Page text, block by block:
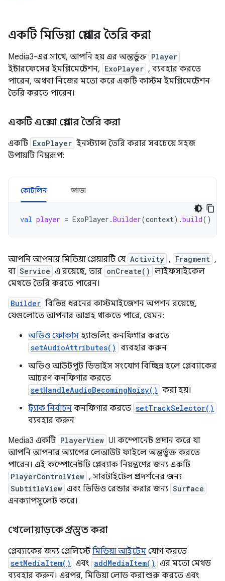
একটি মিডিয়া প্লেয়ার তৈরি করা
Media3-এর সাথে, আপনি হয় এর অন্তর্ভুক্ত Player
ইন্টারফেসের ইমপ্লিমেন্টেশন, ExoPlayer , ব্যবহার করতে
পারেন, অথবা নিজের মতো করে একটি কাস্টম ইমপ্লিমেন্টেশন
তৈরি করতে পারেন।
একটি এক্সো প্লেয়ার তৈরি করা
একটি ExoPlayer ইনস্ট্যান্স তৈরি করার সবচেয়ে সহজ
উপায়টি নিম্নরূপ:
কোটলিন জাভা
val player = ExoPlayer .Builder(context).build()
আপনি আপনার মিডিয়া প্লেয়ারটি যে Activity , Fragment ,
বা Service এ রয়েছে, তার onCreate() লাইফসাইকেল
মেথডে তৈরি করতে পারেন।
Builder বিভিন্ন ধরনের কাস্টমাইজেশন অপশন রয়েছে,
যেগুলোতে আপনার আগ্রহ থাকতে পারে, যেমন:
অডিও ফোকাস হ্যান্ডলিং কনফিগার করতে
setAudioAttributes() ব্যবহার করুন
অডিও আউটপুট ডিভাইস সংযোগ বিচ্ছিন্ন হলে প্লেব্যাকের
আচরণ কনফিগার করতে
setHandleAudioBecomingNoisy() করা হয়।
ট্র্যাক নির্বাচন কনফিগার করতে setTrackSelector()
ব্যবহার করুন
Media3 একটি PlayerView UI কম্পোনেন্ট প্রদান করে যা
আপনি আপনার অ্যাপের লেআউট ফাইলে অন্তর্ভুক্ত করতে
পারেন। এই কম্পোনেন্টটি প্লেব্যাক নিয়ন্ত্রণের জন্য একটি
PlayerControlView , সাবটাইটেল প্রদর্শনের জন্য
SubtitleView এবং ভিডিও রেন্ডার করার জন্য Surface
এনক্যাপসুলেট করে।
খেলোয়াড়কে প্রস্তুত করা
প্লেব্যাকের জন্য প্লেলিস্টেমিডিয়া আইটেম যোগ করতে
setMediaItem() এবং addMediaItem() এর মতো মেথড
ব্যবহার করুন। এরপর, মিডিয়া লোড করা শুরু করতে এবং